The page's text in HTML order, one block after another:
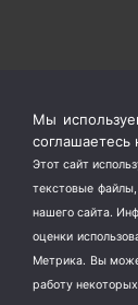
Мы
Этот сайт
текстовые
нашего сайта.
оценки
Метрика. Вы
работу